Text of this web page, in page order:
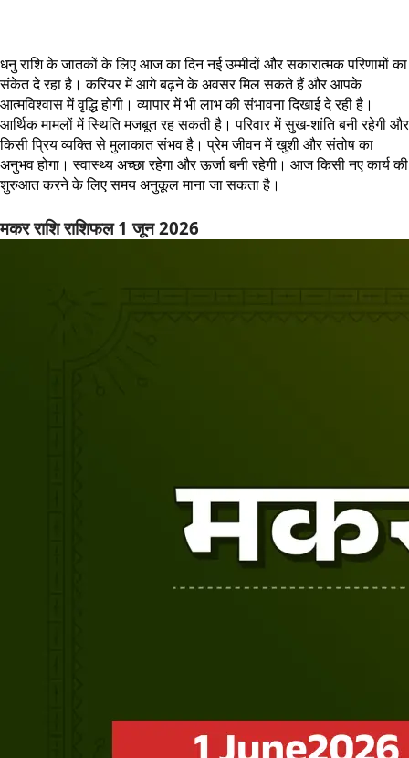
धनु राशि के जातकों के लिए आज का दिन नई उम्मीदों और सकारात्मक परिणामों का
संकेत दे रहा है। करियर में आगे बढ़ने के अवसर मिल सकते हैं और आपके
आत्मविश्वास में वृद्धि होगी। व्यापार में भी लाभ की संभावना दिखाई दे रही है।
आर्थिक मामलों में स्थिति मजबूत रह सकती है। परिवार में सुख-शांति बनी रहेगी और
किसी प्रिय व्यक्ति से मुलाकात संभव है। प्रेम जीवन में खुशी और संतोष का
अनुभव होगा। स्वास्थ्य अच्छा रहेगा और ऊर्जा बनी रहेगी। आज किसी नए कार्य की
शुरुआत करने के लिए समय अनुकूल माना जा सकता है।
मकर राशि राशिफल 1 जून 2026